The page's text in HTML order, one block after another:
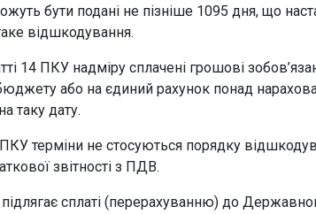
бути подані не пізніше 1095 дня, що
відшкодування.
14 ПКУ надміру сплачені грошові
або на єдиний рахунок понад
таку дату.
терміни не стосуються порядку
звітності з ПДВ.
сплаті (перерахуванню) до